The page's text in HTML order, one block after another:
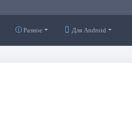
Разное Для Android